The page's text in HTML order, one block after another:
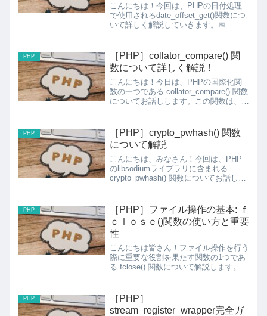
こんにちは！今回は、PHPの日付処理
で使用されるdate_offset_get()関数につ
いて詳しく解説していきます。📅
クトのタイムゾー...
PHP
［PHP］collator_compare() 関
数について詳しく解説！
こんにちは！今日は、PHPの国際化関
数の一つである collator_compare() 関数
についてお話しします。この関数は、ロ
collator_compare() 関数とは？col...
PHP
［PHP］crypto_pwhash() 関数
について解説
こんにちは、みなさん！今回は、PHP
のlibsodiumライブラリに含まれる
crypto_pwhash() 関数についてお話しし
ールです。crypto_pwhash(...
PHP
［PHP］ファイル操作の基本: ｆ
ｃｌｏｓｅ()関数の使い方と重要
性
こんにちは皆さん！ファイル操作を行う
際に重要な役割を果たす関数の1つであ
る fclose() 関数について解説します。こ
fclose() 関数とはfclose...
PHP
［PHP］
stream_register_wrapper完全ガ